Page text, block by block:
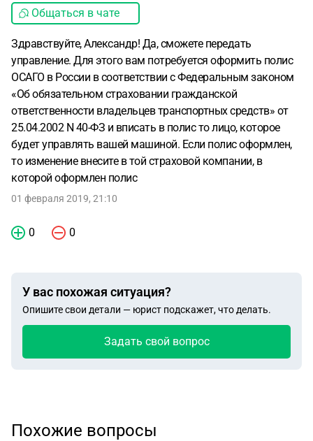
Общаться в чате
Здравствуйте, Александр! Да, сможете передать
управление. Для этого вам потребуется оформить полис
ОСАГО в России в соответствии с Федеральным законом
«Об обязательном страховании гражданской
ответственности владельцев транспортных средств» от
25.04.2002 N 40-ФЗ и вписать в полис то лицо, которое
будет управлять вашей машиной. Если полис оформлен,
то изменение внесите в той страховой компании, в
которой оформлен полис
01 февраля 2019, 21:10
0 0
У вас похожая ситуация?
Опишите свои детали — юрист подскажет, что делать.
Задать свой вопрос
Похожие вопросы